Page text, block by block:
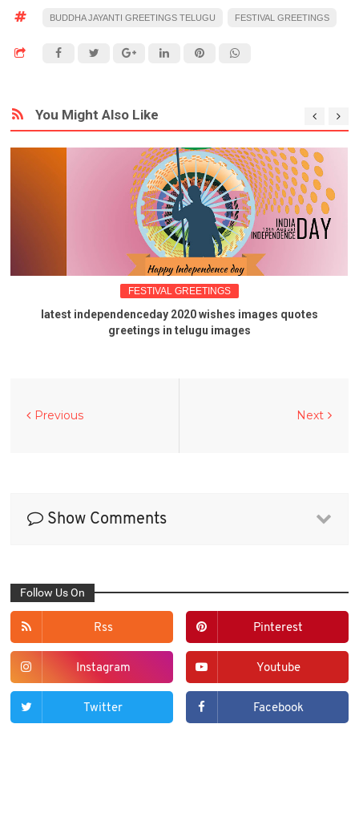
BUDDHA JAYANTI GREETINGS TELUGU FESTIVAL GREETINGS
You Might Also Like
FESTIVAL GREETINGS
latest independenceday 2020 wishes images quotes
greetings in telugu images
Next
Previous
Show Comments
Follow Us On
Rss Pinterest
Instagram Youtube
Twitter Facebook